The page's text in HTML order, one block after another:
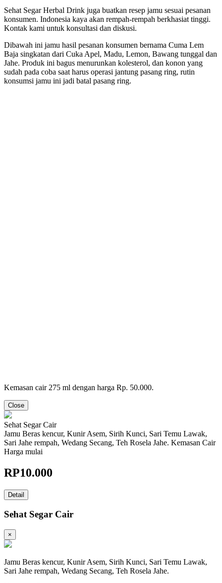
Sehat Segar Herbal Drink juga buatkan resep jamu sesuai pesanan
konsumen. Indonesia kaya akan rempah-rempah berkhasiat tinggi.
Kontak kami untuk konsultasi dan diskusi.
Dibawah ini jamu hasil pesanan konsumen bernama Cuma Lem
Baja singkatan dari Cuka Apel, Madu, Lemon, Bawang tunggal dan
Jahe. Produk ini bagus menurunkan kolesterol, dan konon yang
sudah pada coba saat harus operasi jantung pasang ring, rutin
konsumsi jamu ini jadi batal pasang ring.
Kemasan cair 275 ml dengan harga Rp. 50.000.
Close
Sehat Segar Cair
Jamu Beras kencur, Kunir Asem, Sirih Kunci, Sari Temu Lawak,
Sari Jahe rempah, Wedang Secang, Teh Rosela Jahe. Kemasan Cair
Harga mulai
RP10.000
Detail
Sehat Segar Cair
×
Jamu Beras kencur, Kunir Asem, Sirih Kunci, Sari Temu Lawak,
Sari Jahe rempah, Wedang Secang, Teh Rosela Jahe.